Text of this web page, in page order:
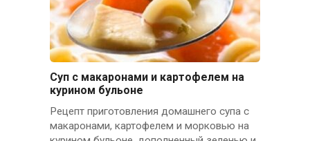
Суп с макаронами и картофелем на
курином бульоне
Рецепт приготовления домашнего супа с
макаронами, картофелем и морковью на